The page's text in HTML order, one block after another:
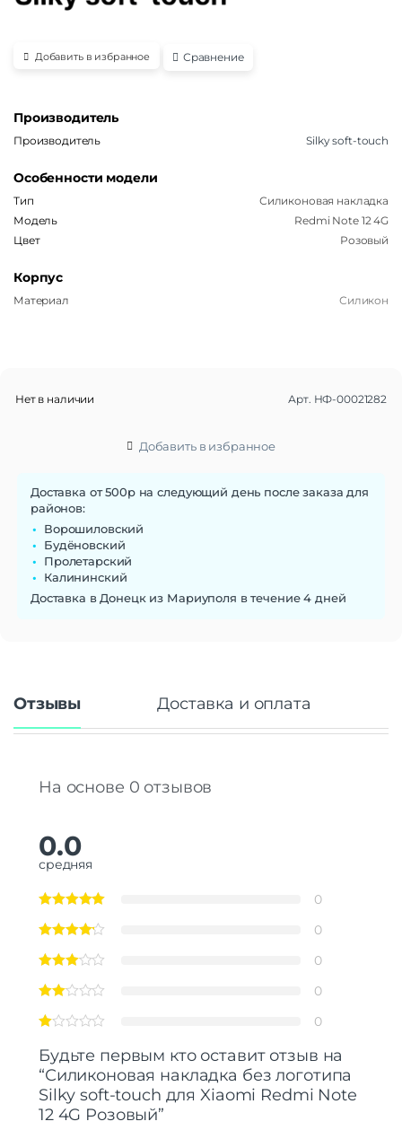
Добавить в избранное Сравнение
Производитель
Производитель Silky soft-touch
Особенности модели
Тип
Силиконовая накладка
Модель
Redmi Note 12 4G
Цвет
Розовый
Корпус
Материал Силикон
Нет в наличии Арт. НФ-00021282
Добавить в избранное
Доставка от 500р на следующий день после заказа для
районов:
Ворошиловский
Будёновский
Пролетарский
Калининский
Доставка в Донецк из Мариуполя в течение 4 дней
Отзывы Доставка и оплата
На основе 0 отзывов
0.0
средняя
0
0
0
0
0
Будьте первым кто оставит отзыв на
“Силиконовая накладка без логотипа
Silky soft-touch для Xiaomi Redmi Note
12 4G Розовый”